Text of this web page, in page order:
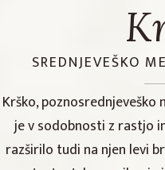
SREDNJEVEŠKO
Krško, poznosrednjeveško
je v sodobnosti z rastjo
razširilo tudi na njen levi